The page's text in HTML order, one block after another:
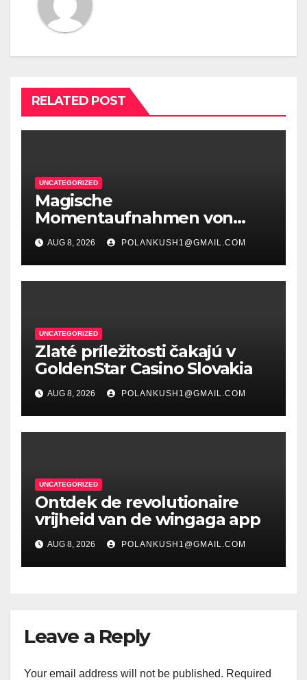
RELATED POST
UNCATEGORIZED
Magische
Momentaufnahmen von
Spinania Erfahrungen
entfesseln
AUG 8, 2026 POLANKUSH1@GMAIL.COM
UNCATEGORIZED
Zlaté príležitosti čakajú v
GoldenStar Casino Slovakia
AUG 8, 2026 POLANKUSH1@GMAIL.COM
UNCATEGORIZED
Ontdek de revolutionaire
vrijheid van de wingaga app
AUG 8, 2026 POLANKUSH1@GMAIL.COM
Leave a Reply
Your email address will not be published. Required